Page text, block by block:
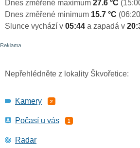
Dnes změřené maximum 27.6 °C
Dnes změřené minimum 15.7 °C
Slunce vychází v 05:44 a zapadá v
Nepřehlédněte z lokality Škvořetice:
Kamery 2
Počasí u vás 1
Radar